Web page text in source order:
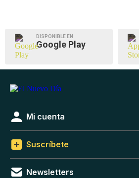
DISPONIBLE EN
Google Play
Mi cuenta
Suscríbete
Newsletters